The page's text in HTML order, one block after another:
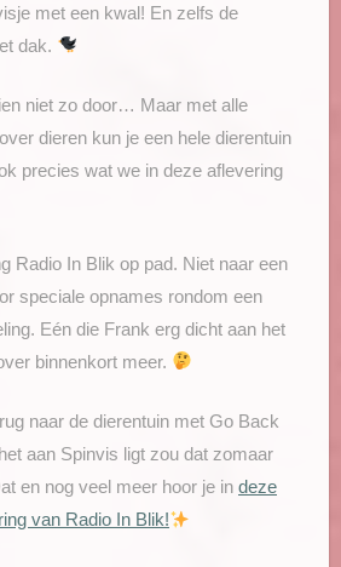
met een kwal! En zelfs de
dak.
niet zo door… Maar met alle
dieren kun je een hele dierentuin
precies wat we in deze aflevering
Radio In Blik op pad. Niet naar een
speciale opnames rondom een
Eén die Frank erg dicht aan het
binnenkort meer.
naar de dierentuin met Go Back
aan Spinvis ligt zou dat zomaar
en nog veel meer hoor je in deze
van Radio In Blik!